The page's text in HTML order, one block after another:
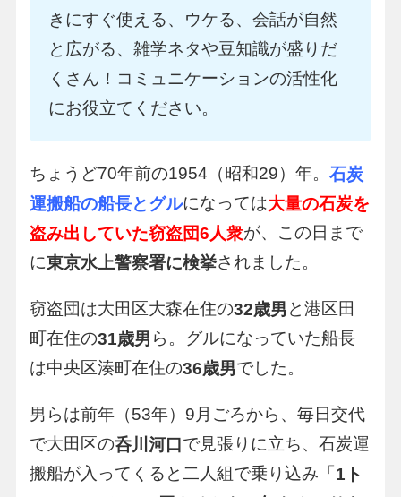
きにすぐ使える、ウケる、会話が自然
と広がる、雑学ネタや豆知識が盛りだ
くさん！コミュニケーションの活性化
にお役立てください。
ちょうど70年前の1954（昭和29）年。 石炭
運搬船の船長とグルになっては大量の石炭を
盗み出していた窃盗団6人衆が、この日まで
に東京水上警察署に検挙されました。
窃盗団は大田区大森在住の32歳男 と港区田
町在住の31歳男 ら。グルになっていた船長
は中央区湊町在住の36歳男でした。
男らは前年（53年）9月ごろから、毎日交代
で大田区の呑川河口 で見張りに立ち、石炭運
搬船が入ってくると二人組で乗り込み「 1ト